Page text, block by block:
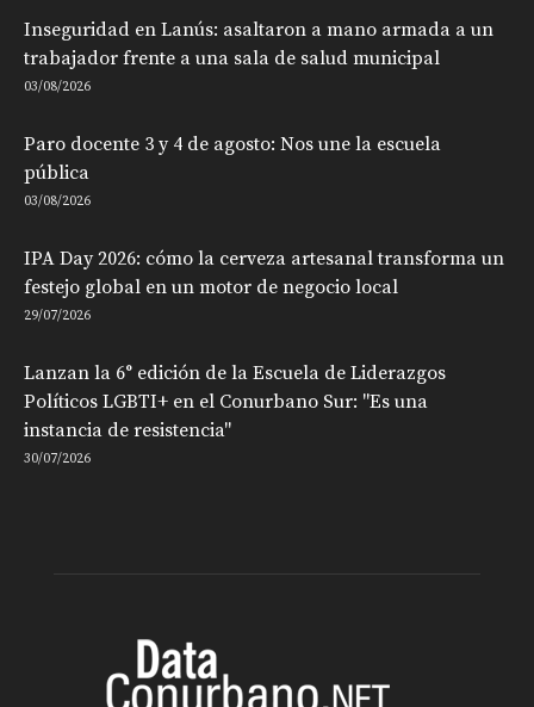
Inseguridad en Lanús: asaltaron a mano armada a un
trabajador frente a una sala de salud municipal
03/08/2026
Paro docente 3 y 4 de agosto: Nos une la escuela
pública
03/08/2026
IPA Day 2026: cómo la cerveza artesanal transforma un
festejo global en un motor de negocio local
29/07/2026
Lanzan la 6° edición de la Escuela de Liderazgos
Políticos LGBTI+ en el Conurbano Sur: "Es una
instancia de resistencia"
30/07/2026